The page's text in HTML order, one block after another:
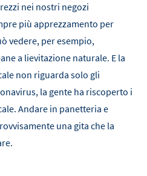
nei nostri negozi
più apprezzamento per
vedere, per esempio,
a lievitazione naturale. E la
non riguarda solo gli
la gente ha riscoperto i
Andare in panetteria e
una gita che la